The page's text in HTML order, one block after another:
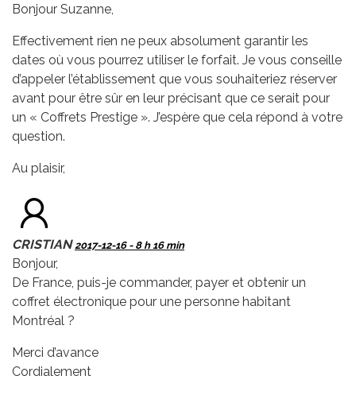
Bonjour Suzanne,
Effectivement rien ne peux absolument garantir les
dates où vous pourrez utiliser le forfait. Je vous conseille
d’appeler l’établissement que vous souhaiteriez réserver
avant pour être sûr en leur précisant que ce serait pour
un « Coffrets Prestige ». J’espère que cela répond à votre
question.
Au plaisir,
CRISTIAN 2017-12-16 - 8 h 16 min
Bonjour,
De France, puis-je commander, payer et obtenir un
coffret électronique pour une personne habitant
Montréal ?
Merci d’avance
Cordialement